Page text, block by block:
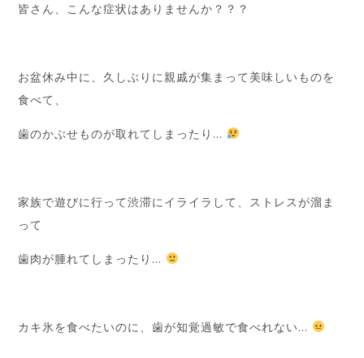
皆さん、こんな症状はありませんか？？？
お盆休み中に、久しぶりに親戚が集まって美味しいものを
食べて、
歯のかぶせものが取れてしまったり…
家族で遊びに行って渋滞にイライラして、ストレスが溜ま
って
歯肉が腫れてしまったり…
カキ氷を食べたいのに、歯が知覚過敏で食べれない…